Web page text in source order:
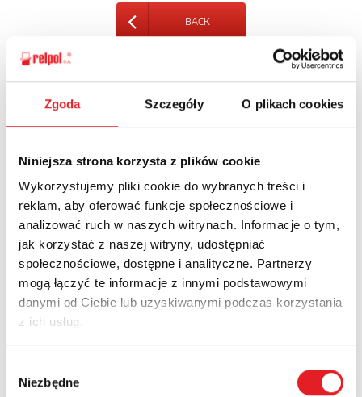
Zgoda Szczegóły O plikach cookies
Niniejsza strona korzysta z plików cookie
Wykorzystujemy pliki cookie do wybranych treści i
reklam, aby oferować funkcje społecznościowe i
analizować ruch w naszych witrynach. Informacje o tym,
jak korzystać z naszej witryny, udostępniać
społecznościowe, dostępne i analityczne. Partnerzy
mogą łączyć te informacje z innymi podstawowymi
danymi od Ciebie lub uzyskiwanymi podczas korzystania
z ich usług.
zgody
Niezbędne
BACK
Ask for the details of the offer
Email: *
Company:
Phone: